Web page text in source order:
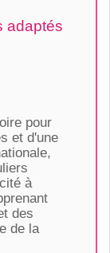
adaptés
pour
et d'une
à
des
de la